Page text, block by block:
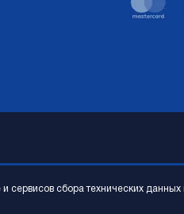
сервисов сбора технических